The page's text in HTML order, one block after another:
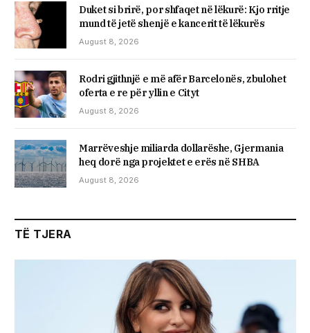
Duket si brirë, por shfaqet në lëkurë: Kjo rritje
mund të jetë shenjë e kancerit të lëkurës
August 8, 2026
Rodri gjithnjë e më afër Barcelonës, zbulohet
oferta e re për yllin e Cityt
August 8, 2026
Marrëveshje miliarda dollarëshe, Gjermania
heq dorë nga projektet e erës në SHBA
August 8, 2026
TË TJERA